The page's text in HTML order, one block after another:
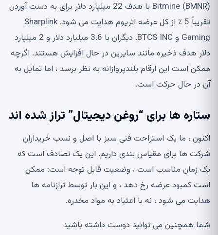
Bitmine (BMNR) با هدف 22 میلیارد دلار برای به دست آوردن
تقریباً 5 ٪ از کل عرضه اتریوم هدایت می شود. Sharplink
Gaming و BTCS INC. دیگران با 3.6 میلیارد دلار و 2 میلیارد
دلار هدف ذخیره مانند سایرین در حال افزایش هستند. اگرچه
ممکن است این ارقام بلندپروازانه به نظر برسد ، اما تمایل به
آن در حال حرکت است.
ستاره ها برای “روغن دیجیتال” تراز شده اند
اکنون ، ما یک استراحت فنی سبز با اصل و نسب خریداران
شرکت ها برای مقیاس بندی داریم. این یک تصادف است که
یک زمان مناسب است ، وضعیت قابل توجه است: ممکن
است کمبود عرضه رخ دهد ، و این بار توسط ترازنامه ها
هدایت می شود ، نه با اعتیاد به مواد مخدره.
شما همچنین می توانید دوست داشته باشید